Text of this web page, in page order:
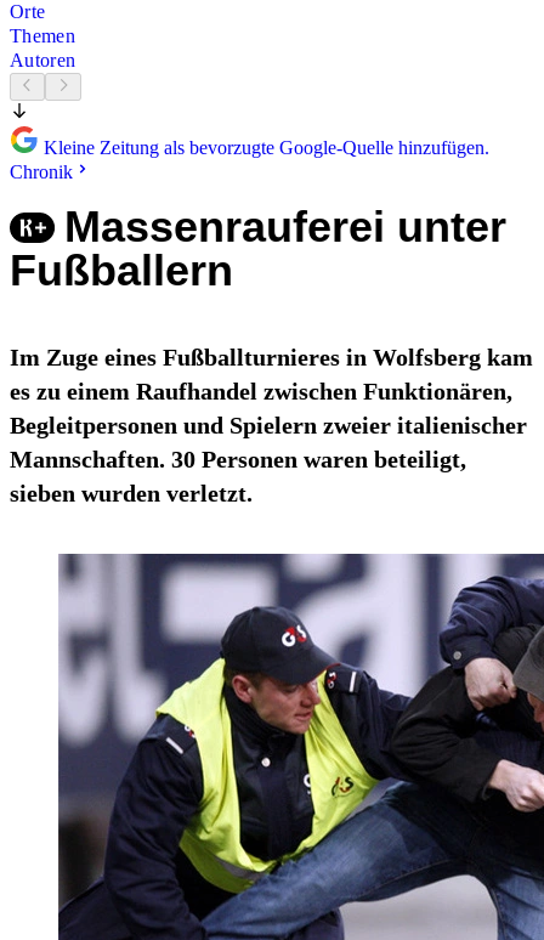
Orte
Themen
Autoren
Kleine Zeitung als bevorzugte Google-Quelle hinzufügen.
Chronik
Massenrauferei unter
Fußballern
Im Zuge eines Fußballturnieres in Wolfsberg kam
es zu einem Raufhandel zwischen Funktionären,
Begleitpersonen und Spielern zweier italienischer
Mannschaften. 30 Personen waren beteiligt,
sieben wurden verletzt.